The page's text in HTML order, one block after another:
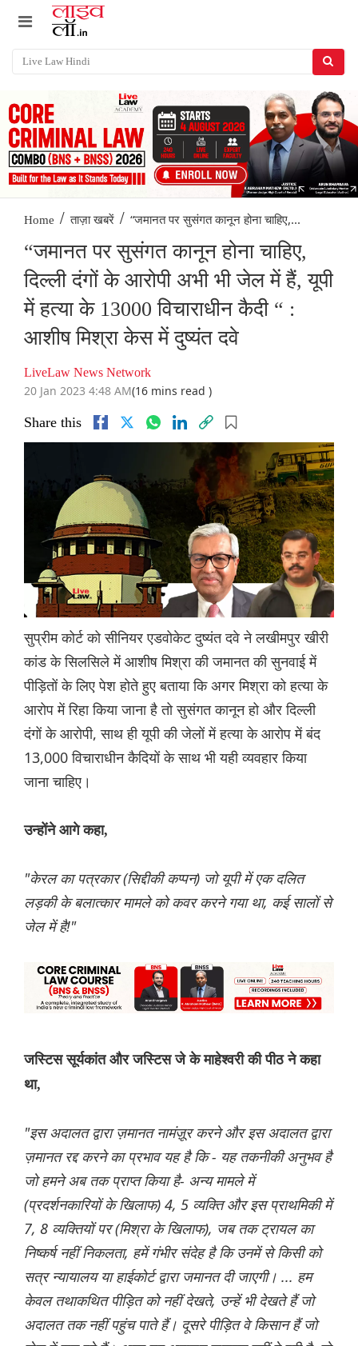
Home / ताज़ा खबरें / “जमानत पर सुसंगत कानून होना चाहिए,...
“जमानत पर सुसंगत कानून होना चाहिए,
दिल्ली दंगों के आरोपी अभी भी जेल में हैं, यूपी
में हत्या के 13000 विचाराधीन कैदी “ :
आशीष मिश्रा केस में दुष्यंत दवे
LiveLaw News Network
20 Jan 2023 4:48 AM(16 mins read )
Share this
सुप्रीम कोर्ट को सीनियर एडवोकेट दुष्यंत दवे ने लखीमपुर खीरी
कांड के सिलसिले में आशीष मिश्रा की जमानत की सुनवाई में
पीड़ितों के लिए पेश होते हुए बताया कि अगर मिश्रा को हत्या के
आरोप में रिहा किया जाना है तो सुसंगत कानून हो और दिल्ली
दंगों के आरोपी, साथ ही यूपी की जेलों में हत्या के आरोप में बंद
13,000 विचाराधीन कैदियों के साथ भी यही व्यवहार किया
जाना चाहिए।
उन्होंने आगे कहा,
"केरल का पत्रकार (सिद्दीकी कप्पन) जो यूपी में एक दलित
लड़की के बलात्कार मामले को कवर करने गया था, कई सालों से
जेल में है!"
जस्टिस सूर्यकांत और जस्टिस जे के माहेश्वरी की पीठ ने कहा
था,
"इस अदालत द्वारा ज़मानत नामंज़ूर करने और इस अदालत द्वारा
ज़मानत रद्द करने का प्रभाव यह है कि - यह तकनीकी अनुभव है
जो हमने अब तक प्राप्त किया है- अन्य मामले में
(प्रदर्शनकारियों के खिलाफ) 4, 5 व्यक्ति और इस प्राथमिकी में
7, 8 व्यक्तियों पर (मिश्रा के खिलाफ), जब तक ट्रायल का
निष्कर्ष नहीं निकलता, हमें गंभीर संदेह है कि उनमें से किसी को
सत्र न्यायालय या हाईकोर्ट द्वारा जमानत दी जाएगी। ... हम
केवल तथाकथित पीड़ित को नहीं देखते, उन्हें भी देखते हैं जो
अदालत तक नहीं पहुंच पाते हैं। दूसरे पीड़ित वे किसान हैं जो